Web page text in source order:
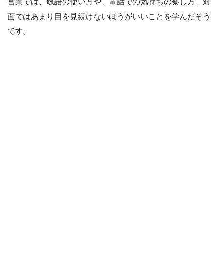
面ではあまり目を見続けないほうがいいことを学んだそう
です。